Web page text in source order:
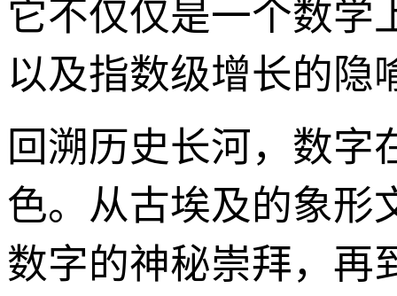
它不仅仅是一个数学
以及指数级增长的隐
回溯历史长河，数字
色。从古埃及的象形
数字的神秘崇拜，再